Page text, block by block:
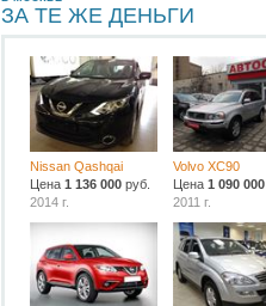
ЗА ТЕ ЖЕ ДЕНЬГИ
Nissan Qashqai
Цена1 136 000 руб.
2014 г.
Volvo XC90
Цена1 090 000
2011 г.